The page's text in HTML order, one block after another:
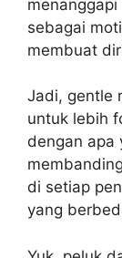
sebagai
membuat
Jadi, gentle
untuk lebih
dengan apa
di setiap
yang